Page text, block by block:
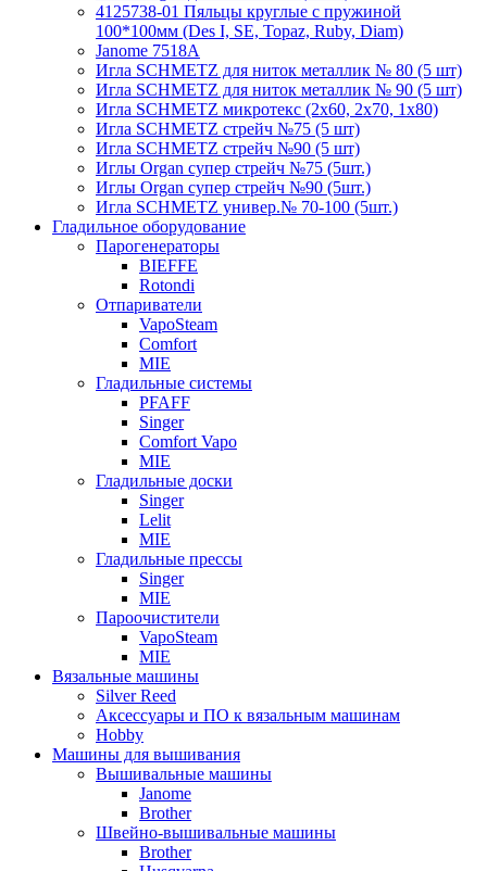
4125738-01 Пяльцы круглые с пружиной
100*100мм (Des I, SE, Topaz, Ruby, Diam)
Janome 7518A
Игла SCHMETZ для ниток металлик № 80 (5 шт)
Игла SCHMETZ для ниток металлик № 90 (5 шт)
Игла SCHMETZ микротекс (2х60, 2х70, 1х80)
Игла SCHMETZ стрейч №75 (5 шт)
Игла SCHMETZ стрейч №90 (5 шт)
Иглы Organ супер стрейч №75 (5шт.)
Иглы Organ супер стрейч №90 (5шт.)
Игла SCHMETZ универ.№ 70-100 (5шт.)
Гладильное оборудование
Парогенераторы
BIEFFE
Rotondi
Отпариватели
VapoSteam
Comfort
MIE
Гладильные системы
PFAFF
Singer
Comfort Vapo
MIE
Гладильные доски
Singer
Lelit
MIE
Гладильные прессы
Singer
MIE
Пароочистители
VapoSteam
MIE
Вязальные машины
Silver Reed
Аксессуары и ПО к вязальным машинам
Hobby
Машины для вышивания
Вышивальные машины
Janome
Brother
Швейно-вышивальные машины
Brother